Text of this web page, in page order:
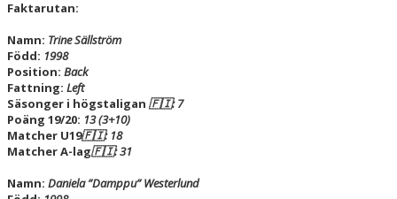
Faktarutan:
Namn: Trine Sällström
Född: 1998
Position: Back
Fattning: Left
Säsonger i högstaligan 🇫🇮: 7
Poäng 19/20: 13 (3+10)
Matcher U19🇫🇮: 18
Matcher A-lag🇫🇮: 31
Namn: Daniela ”Damppu” Westerlund